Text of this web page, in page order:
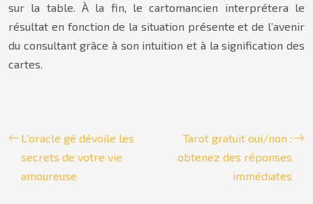
sur la table. À la fin, le cartomancien interprétera le
résultat en fonction de la situation présente et de l’avenir
du consultant grâce à son intuition et à la signification des
cartes.
L’oracle gé dévoile les
secrets de votre vie
amoureuse
Tarot gratuit oui/non :
obtenez des réponses
immédiates